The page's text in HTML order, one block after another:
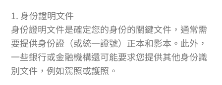
1. 身份證明文件
身份證明文件是確定您的身份的關鍵文件，通常需
要提供身份證（或統一證號）正本和影本。此外，
一些銀行或金融機構還可能要求您提供其他身份識
別文件，例如駕照或護照。